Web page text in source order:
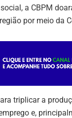
a CBPM
por meio da
triplicar a
e,